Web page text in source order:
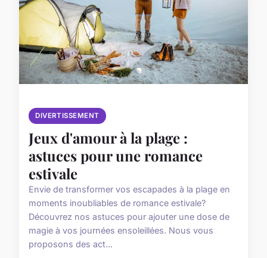
DIVERTISSEMENT
Jeux d'amour à la plage :
astuces pour une romance
estivale
Envie de transformer vos escapades à la plage en
moments inoubliables de romance estivale?
Découvrez nos astuces pour ajouter une dose de
magie à vos journées ensoleillées. Nous vous
proposons des act...